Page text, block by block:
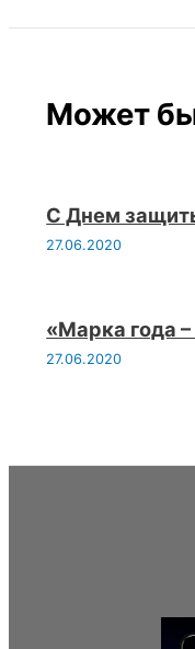
Может
С Днем
27.06.2020
«Марка года
27.06.2020